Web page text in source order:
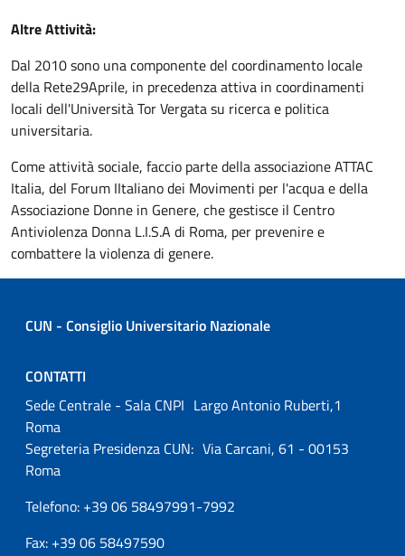
Altre Attività:
Dal 2010 sono una componente del coordinamento locale
della Rete29Aprile, in precedenza attiva in coordinamenti
locali dell'Università Tor Vergata su ricerca e politica
universitaria.
Come attività sociale, faccio parte della associazione ATTAC
Italia, del Forum IItaliano dei Movimenti per l'acqua e della
Associazione Donne in Genere, che gestisce il Centro
Antiviolenza Donna L.I.S.A di Roma, per prevenire e
combattere la violenza di genere.
CUN - Consiglio Universitario Nazionale
CONTATTI
Sede Centrale - Sala CNPI Largo Antonio Ruberti,1
Roma
Segreteria Presidenza CUN: Via Carcani, 61 - 00153
Roma
Telefono: +39 06 58497991-7992
Fax: +39 06 58497590